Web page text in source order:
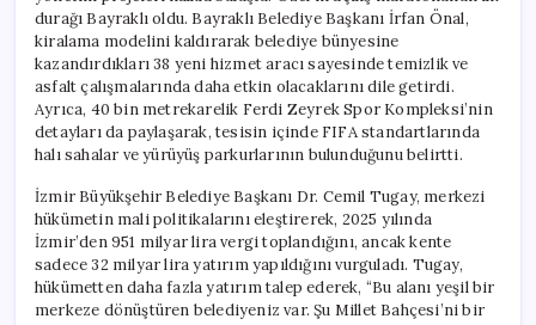
durağı Bayraklı oldu. Bayraklı Belediye Başkanı İrfan Önal,
kiralama modelini kaldırarak belediye bünyesine
kazandırdıkları 38 yeni hizmet aracı sayesinde temizlik ve
asfalt çalışmalarında daha etkin olacaklarını dile getirdi.
Ayrıca, 40 bin metrekarelik Ferdi Zeyrek Spor Kompleksi’nin
detayları da paylaşarak, tesisin içinde FIFA standartlarında
halı sahalar ve yürüyüş parkurlarının bulunduğunu belirtti.
İzmir Büyükşehir Belediye Başkanı Dr. Cemil Tugay, merkezi
hükümetin mali politikalarını eleştirerek, 2025 yılında
İzmir’den 951 milyar lira vergi toplandığını, ancak kente
sadece 32 milyar lira yatırım yapıldığını vurguladı. Tugay,
hükümetten daha fazla yatırım talep ederek, “Bu alanı yeşil bir
merkeze dönüştüren belediyeniz var. Şu Millet Bahçesi’ni bir